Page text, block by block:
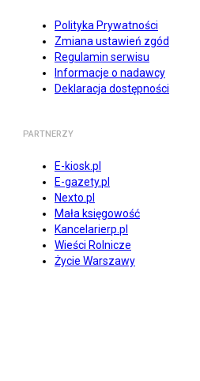
Polityka Prywatności
Zmiana ustawień zgód
Regulamin serwisu
Informacje o nadawcy
Deklaracja dostępności
PARTNERZY
E-kiosk.pl
E-gazety.pl
Nexto.pl
Mała księgowość
Kancelarierp.pl
Wieści Rolnicze
Życie Warszawy